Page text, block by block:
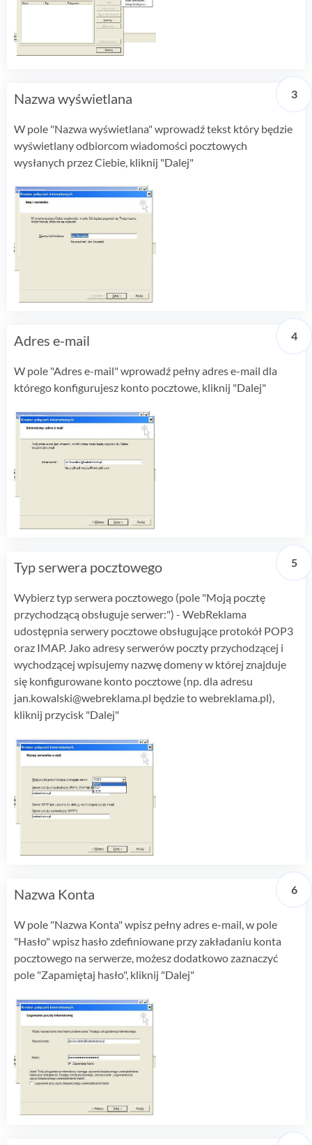
Nazwa wyświetlana
W pole "Nazwa wyświetlana" wprowadź tekst który będzie
wyświetlany odbiorcom wiadomości pocztowych
wysłanych przez Ciebie, kliknij "Dalej"
Adres e-mail
W pole "Adres e-mail" wprowadź pełny adres e-mail dla
którego konfigurujesz konto pocztowe, kliknij "Dalej"
Typ serwera pocztowego
Wybierz typ serwera pocztowego (pole "Moją pocztę
przychodzącą obsługuje serwer:") - WebReklama
udostępnia serwery pocztowe obsługujące protokół POP3
oraz IMAP. Jako adresy serwerów poczty przychodzącej i
wychodzącej wpisujemy nazwę domeny w której znajduje
się konfigurowane konto pocztowe (np. dla adresu
jan.kowalski@webreklama.pl będzie to webreklama.pl),
kliknij przycisk "Dalej"
Nazwa Konta
W pole "Nazwa Konta" wpisz pełny adres e-mail, w pole
"Hasło" wpisz hasło zdefiniowane przy zakładaniu konta
pocztowego na serwerze, możesz dodatkowo zaznaczyć
pole "Zapamiętaj hasło", kliknij "Dalej"